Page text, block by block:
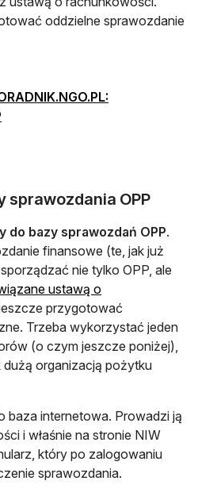
oddzielne sprawozdanie
sprawozdania OPP
do bazy sprawozdań OPP.
finansowe (te, jak już
nie tylko OPP, ale
ustawą o
przygotować
Trzeba wykorzystać jeden
(o czym jeszcze poniżej),
organizacją pożytku
baza internetowa. Prowadzi ją
i właśnie na stronie NIW
który po zalogowaniu
sprawozdania.